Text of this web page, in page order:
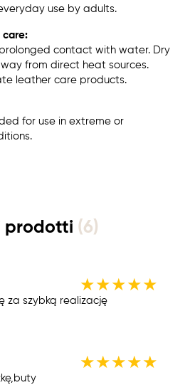
use by adults.
care:
contact with water. Dry
from direct heat sources.
leather care products.
for use in extreme or
prodotti (6)
★★★★★
za szybką realizację
★★★★★